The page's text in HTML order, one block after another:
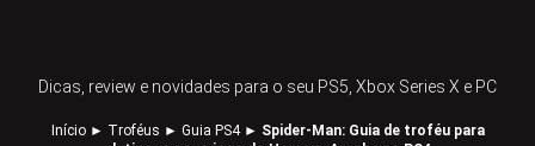
Dicas, review e novidades para o seu PS5, Xbox Series X e PC
Início► Troféus ► Guia PS4► Spider-Man: Guia de troféu para